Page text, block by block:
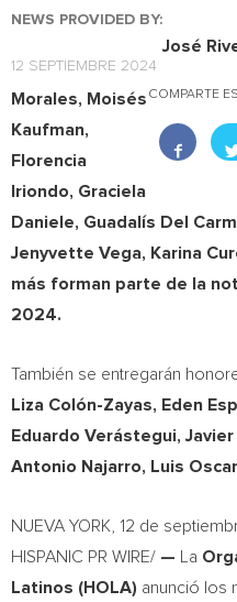
NEWS PROVIDED BY:
12 SEPTIEMBRE 2024
COMPARTE
José
Morales, Moisés
Kaufman,
Florencia
Iriondo, Graciela
Daniele, Guadalís Del
Jenyvette Vega, Karina
más forman parte de la
2024.
También se entregarán
Liza Colón-Zayas, Eden
Eduardo Verástegui,Javier
Antonio Najarro, Luis
NUEVA YORK 12 de
HISPANIC PR WIRE/ — La
Latinos (HOLA) anunció los